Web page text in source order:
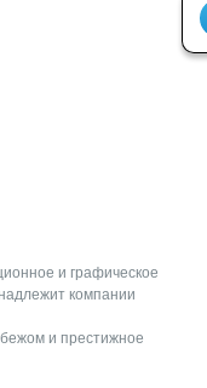
и графическое
компании
и престижное